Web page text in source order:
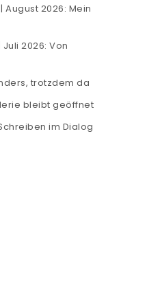
2026: Mein
2026: Von
trotzdem da
bleibt geöffnet
im Dialog